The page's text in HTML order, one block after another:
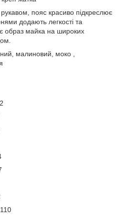
пояс красиво підкреслює
додають легкості та
образ майка на широких
малиновий, моко ,